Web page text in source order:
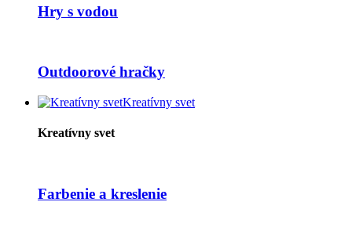
Hry s vodou
Outdoorové hračky
Kreatívny svet
Kreatívny svet
Farbenie a kreslenie